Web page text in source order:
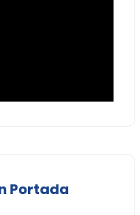
Portada